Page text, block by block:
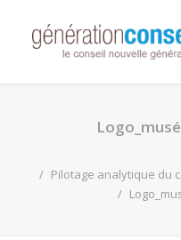
NOUS CONNAITRE
WORKDAY ADAPTIVE
Pilotage analytique du